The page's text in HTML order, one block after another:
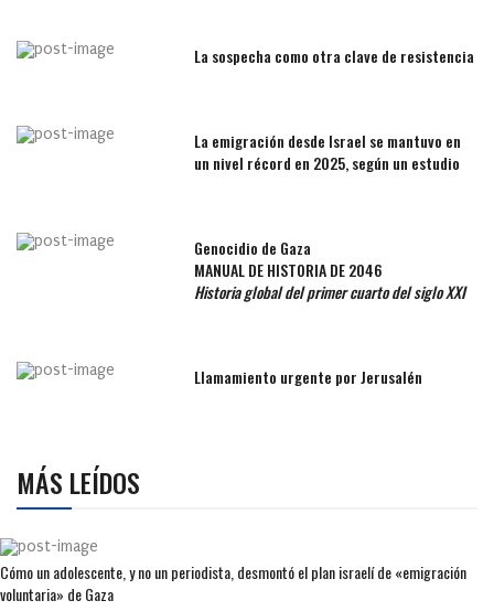
La sospecha como otra clave de resistencia
La emigración desde Israel se mantuvo en
un nivel récord en 2025, según un estudio
Genocidio de Gaza
MANUAL DE HISTORIA DE 2046
Historia global del primer cuarto del siglo XXI
Llamamiento urgente por Jerusalén
MÁS LEÍDOS
Cómo un adolescente, y no un periodista, desmontó el plan israelí de «emigración
voluntaria» de Gaza